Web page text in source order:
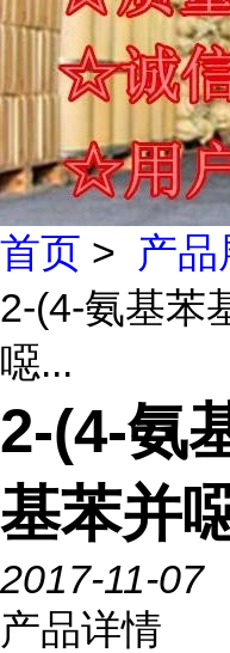
首页 > 产品
2-(4-氨基苯
噁...
2-(4-氨
基苯并
2017-11-07
产品详情